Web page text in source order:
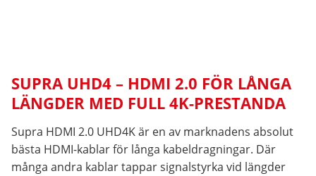
SUPRA UHD4 – HDMI 2.0 FÖR LÅNGA
LÄNGDER MED FULL 4K-PRESTANDA
Supra HDMI 2.0 UHD4K är en av marknadens absolut
bästa HDMI-kablar för långa kabeldragningar. Där
många andra kablar tappar signalstyrka vid längder